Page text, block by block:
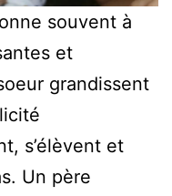
souvent à
et
grandissent
s’élèvent et
Un père